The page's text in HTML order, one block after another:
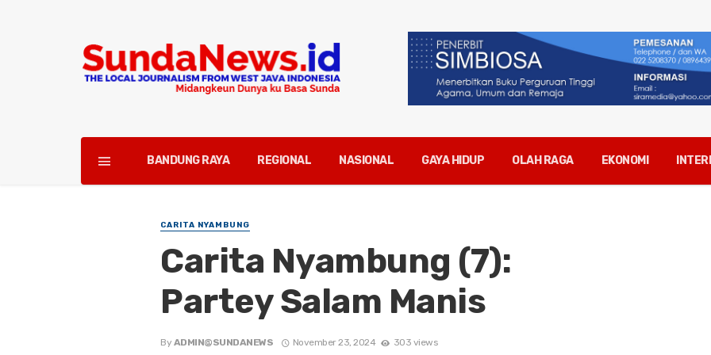
BANDUNG RAYA REGIONAL NASIONAL GAYA HIDUP OLAH RAGA EKONOMI
CARITA NYAMBUNG
Carita Nyambung (7):
Partey Salam Manis
By ADMIN@SUNDANEWS November 23, 2024 303 views